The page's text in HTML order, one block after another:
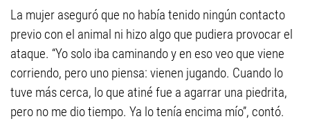
La mujer aseguró que no había tenido ningún contacto
previo con el animal ni hizo algo que pudiera provocar el
ataque. “Yo solo iba caminando y en eso veo que viene
corriendo, pero uno piensa: vienen jugando. Cuando lo
tuve más cerca, lo que atiné fue a agarrar una piedrita,
pero no me dio tiempo. Ya lo tenía encima mío”, contó.